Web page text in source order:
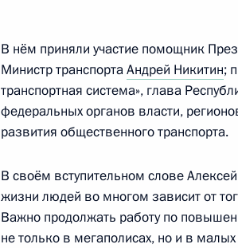
Заседание межведомственной
эффективности сохранения
находящихся в
14 июля 2026 года, 15:00
Представлен доклад о
ребёнка в 2025 году
14 июля 2026 года, 10:00
В нём приняли участие помощник
Министр транспортаАндрей Никитин;
транспортная система», глава
федеральных органов власти,
развития общественного транспорта.
В своём вступительном слове
жизни людей во многом зависит от
Важно продолжать работу по
не только в мегаполисах, но и в